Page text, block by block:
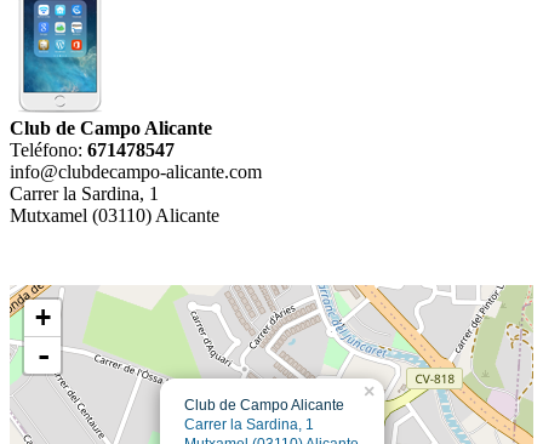
Club de Campo Alicante
Teléfono: 671478547
info@clubdecampo-alicante.com
Carrer la Sardina, 1
Mutxamel (03110) Alicante
×
Club de Campo Alicante
Carrer la Sardina, 1
+
-